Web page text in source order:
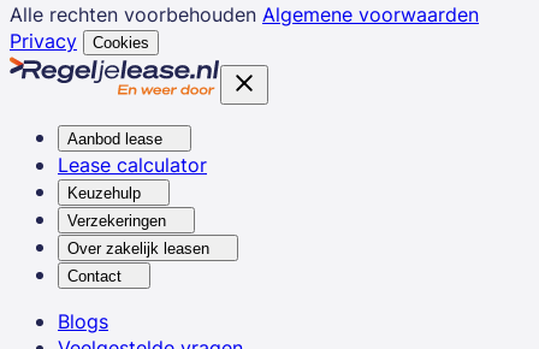
Alle rechten voorbehouden Algemene voorwaarden
Privacy
Cookies
Aanbod lease
Lease calculator
Keuzehulp
Verzekeringen
Over zakelijk leasen
Contact
Blogs